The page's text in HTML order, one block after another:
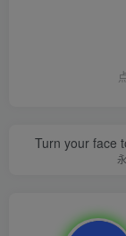
Turn your face